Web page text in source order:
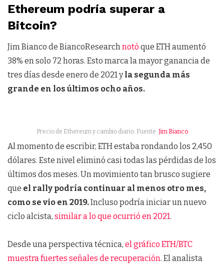
Ethereum podría superar a
Bitcoin?
Jim Bianco de BiancoResearchnotó que ETH aumentó
38% en solo 72 horas. Esto marca la mayor ganancia de
tres días desde enero de 2021 yla segunda más
grande en los últimos ocho años.
Precio de Ethereum y cambio diario. Fuente: Jim Bianco
Al momento de escribir, ETH estaba rondando los 2,450
dólares. Este nivel eliminó casi todas las pérdidas de los
últimos dos meses. Un movimiento tan brusco sugiere
que el rally podría continuar al menos otro mes,
como se vio en 2019.Incluso podría iniciar un nuevo
ciclo alcista, similar a lo que ocurrió en 2021.
Desde una perspectiva técnica, el gráfico ETH/BTC
muestra fuertes señales de recuperación. El analista